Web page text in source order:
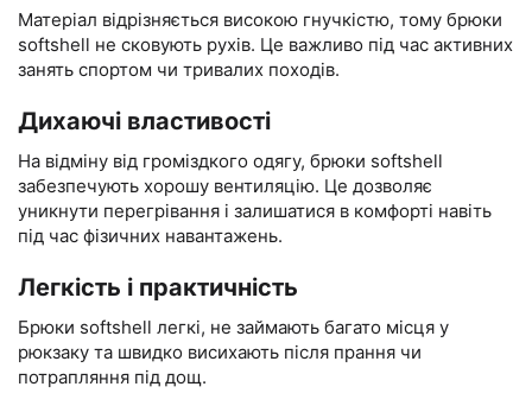
Матеріал відрізняється високою гнучкістю, тому брюки
softshell не сковують рухів. Це важливо під час активних
занять спортом чи тривалих походів.
Дихаючі властивості
На відміну від громіздкого одягу, брюки softshell
забезпечують хорошу вентиляцію. Це дозволяє
уникнути перегрівання і залишатися в комфорті навіть
під час фізичних навантажень.
Легкість і практичність
Брюки softshell легкі, не займають багато місця у
рюкзаку та швидко висихають після прання чи
потрапляння під дощ.